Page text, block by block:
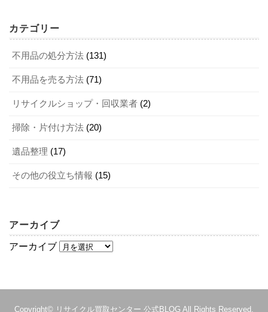
すめです。
関連記事
2．不用品回収業者を利用する方法
家電リサイクル法を実施していない場合、不用品回収業者
を利用するという方法があります。
不用品回収業者とは、家庭から出る不用品を有料で回収し
カテゴリー
不用品の処分方法 (131)
不用品を売る方法 (71)
リサイクルショップ・回収業者 (2)
掃除・片付け方法 (20)
遺品整理 (17)
その他の役立ち情報 (15)
アーカイブ
アーカイブ
Copyright© リサイクル買取センター 公式BLOG All Rights Reserved.